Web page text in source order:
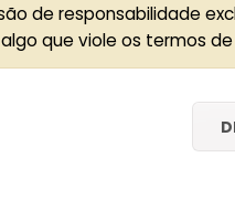
de responsabilidade
que viole os termos